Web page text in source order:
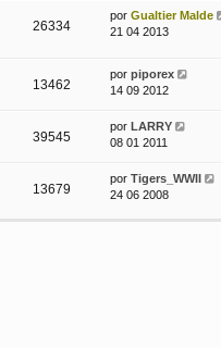
26334
por Gualtier Malde
21 04 2013
13462
por piporex
14 09 2012
39545
por LARRY
08 01 2011
13679
por Tigers_WWII
24 06 2008